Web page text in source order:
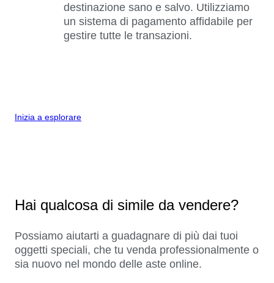
destinazione sano e salvo. Utilizziamo
un sistema di pagamento affidabile per
gestire tutte le transazioni.
Inizia a esplorare
Hai qualcosa di simile da vendere?
Possiamo aiutarti a guadagnare di più dai tuoi
oggetti speciali, che tu venda professionalmente o
sia nuovo nel mondo delle aste online.